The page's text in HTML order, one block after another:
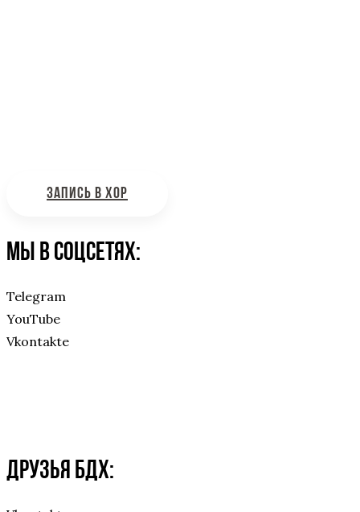
ЗАПИСЬ В ХОР
Мы в соцсетях:
Telegram
YouTube
Vkontakte
Друзья БДХ: